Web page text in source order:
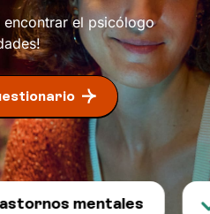
encontrar el psicólogo
mentales